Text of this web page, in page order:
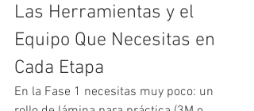
Las Herramientas y el
Equipo Que Necesitas en
Cada Etapa
En la Fase 1 necesitas muy poco: un